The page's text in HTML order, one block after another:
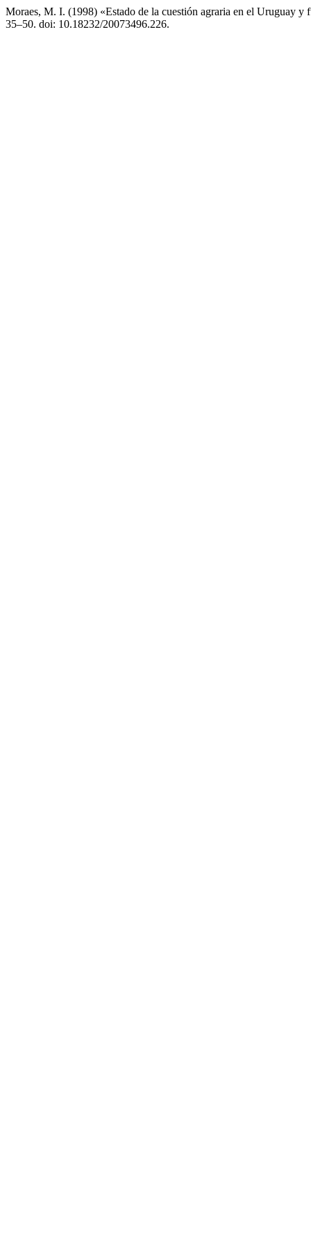
Moraes, M. I. (1998) «Estado de la cuestión agraria en el Uruguay y
35–50. doi: 10.18232/20073496.226.